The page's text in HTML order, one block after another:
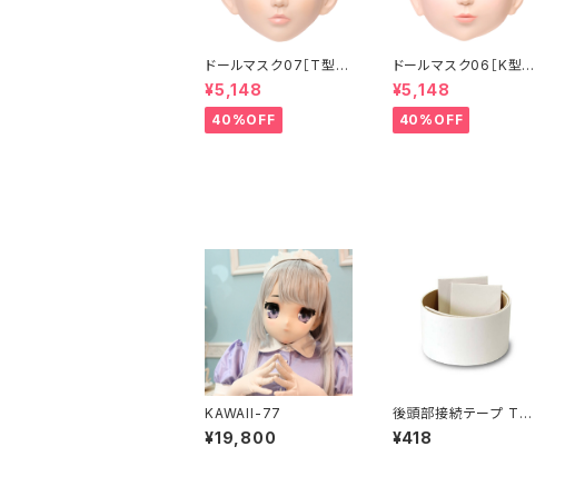
ドールマスク07［T型］
化粧目穴処理済 MASK
07 [DOLL T] Openin
g eye hole and mak
e up
¥5,148
40%OFF
ドールマスク06［K型］
化粧目穴処理 MASK0
6 [DOLL K] Opening
eye hole and make
up
¥5,148
40%OFF
KAWAII-77
¥19,800
後頭部接続テープ The
tape of connecting
back of the head p
¥418